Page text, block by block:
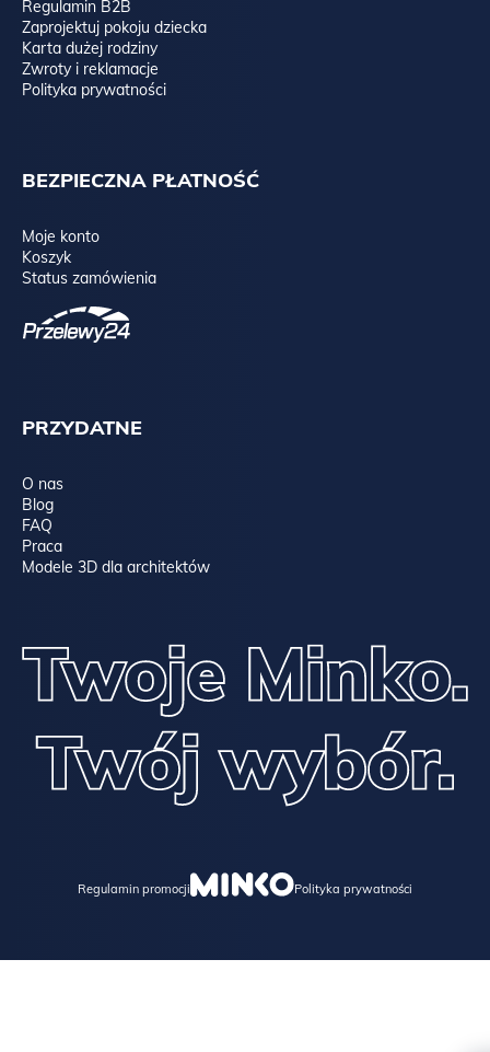
Regulamin B2B
Zaprojektuj pokoju dziecka
Karta dużej rodziny
Zwroty i reklamacje
Polityka prywatności
BEZPIECZNA PŁATNOŚĆ
Moje konto
Koszyk
Status zamówienia
PRZYDATNE
O nas
Blog
FAQ
Praca
Modele 3D dla architektów
Regulamin promocji Polityka prywatności